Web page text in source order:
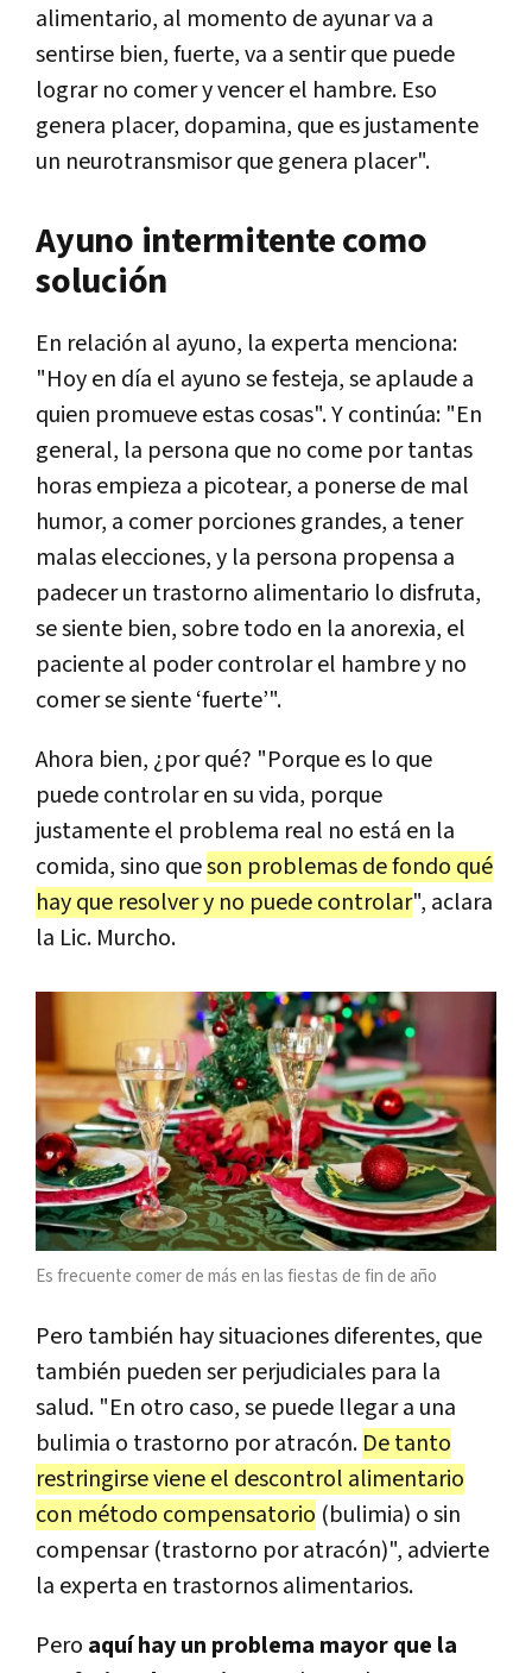
alimentario, al momento de ayunar va a
sentirse bien, fuerte, va a sentir que puede
lograr no comer y vencer el hambre. Eso
genera placer, dopamina, que es justamente
un neurotransmisor que genera placer".
Ayuno intermitente como
solución
En relación al ayuno, la experta menciona:
"Hoy en día el ayuno se festeja, se aplaude a
quien promueve estas cosas". Y continúa: "En
general, la persona que no come por tantas
horas empieza a picotear, a ponerse de mal
humor, a comer porciones grandes, a tener
malas elecciones, y la persona propensa a
padecer un trastorno alimentario lo disfruta,
se siente bien, sobre todo en la anorexia, el
paciente al poder controlar el hambre y no
comer se siente ‘fuerte’".
Ahora bien, ¿por qué? "Porque es lo que
puede controlar en su vida, porque
justamente el problema real no está en la
comida, sino queson problemas de fondo qué
hay que resolver y no puede controlar", aclara
la Lic. Murcho.
Es frecuente comer de más en las fiestas de fin de año
Pero también hay situaciones diferentes, que
también pueden ser perjudiciales para la
salud. "En otro caso, se puede llegar a una
bulimia o trastorno por atracón. De tanto
restringirse viene el descontrol alimentario
con método compensatorio (bulimia) o sin
compensar (trastorno por atracón)", advierte
la experta en trastornos alimentarios.
Pero aquí hay un problema mayor que la